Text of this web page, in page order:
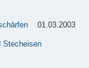
01.03.2003
Stecheisen